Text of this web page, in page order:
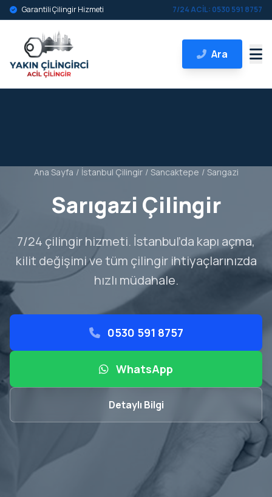
Garantili Çilingir Hizmeti 7/24 ACİL: 0530 591 8757
Ara
Ana Sayfa / İstanbul Çilingir / Sancaktepe / Sarıgazi
Sarıgazi Çilingir
7/24 çilingir hizmeti. İstanbul’da kapı açma,
kilit değişimi ve tüm çilingir ihtiyaçlarınızda
hızlı müdahale.
0530 591 8757
WhatsApp
Detaylı Bilgi